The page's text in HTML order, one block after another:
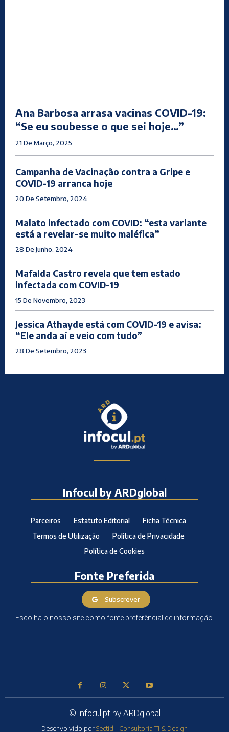
Ana Barbosa arrasa vacinas COVID-19:
“Se eu soubesse o que sei hoje…”
21 De Março, 2025
Campanha de Vacinação contra a Gripe e
COVID-19 arranca hoje
20 De Setembro, 2024
Malato infectado com COVID: “esta variante
está a revelar-se muito maléfica”
28 De Junho, 2024
Mafalda Castro revela que tem estado
infectada com COVID-19
15 De Novembro, 2023
Jessica Athayde está com COVID-19 e avisa:
“Ele anda aí e veio com tudo”
28 De Setembro, 2023
Infocul by ARDglobal
Parceiros Estatuto Editorial
Ficha Técnica
Termos de Utilização
Política de Privacidade
Política de Cookies
Fonte Preferida
Subscrever
Escolha o nosso site como fonte preferêncial de informação.
© Infocul.pt by ARDglobal
Desenvolvido porSectid - Consultoria TI & Design